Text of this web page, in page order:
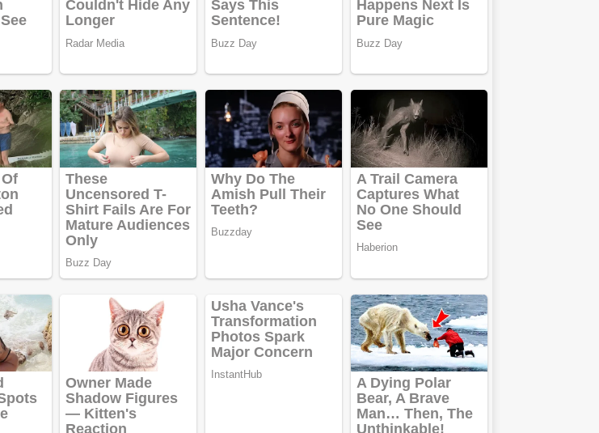
Apartamente
2 camere
pentru toate
tipurile de
împrumuturi
și obține bani
urgent!